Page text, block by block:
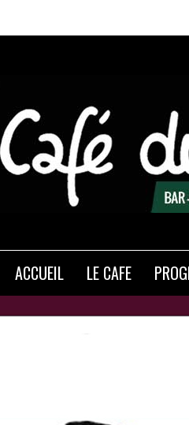
ACCUEIL LE CAFE